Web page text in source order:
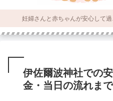
妊婦さんと赤ちゃんが安心して
伊佐爾波神社での
金・当日の流れま